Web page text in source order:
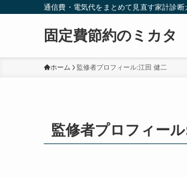
通信費・電気代をまとめて見直す家計診断
固定費節約のミカタ
ホーム 監修者プロフィール:江田 健二
監修者プロフィー